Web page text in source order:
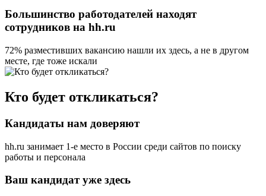
Большинство работодателей находят
сотрудников на hh.ru
72% разместивших вакансию нашли их здесь, а не в другом
месте, где тоже искали
Кто будет откликаться?
Кандидаты нам доверяют
hh.ru занимает 1-е место в России среди сайтов по поиску
работы и персонала
Ваш кандидат уже здесь